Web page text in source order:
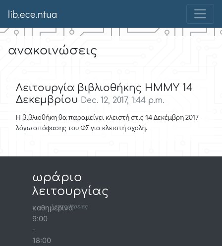
lib.ece.ntua
ανακοινώσεις
Λειτουργία βιβλιοθήκης ΗΜΜΥ 14
Δεκεμβρίου Dec. 12, 2017, 1:44 p.m.
Η βιβλιοθήκη θα παραμείνει κλειστή στις 14 Δεκέμβρη 2017
λόγω απόφασης του ΦΣ για κλειστή σχολή.
ωράριο
λειτουργίας
καθημερινά
9:00
-
18:00
λεπτομέρειες